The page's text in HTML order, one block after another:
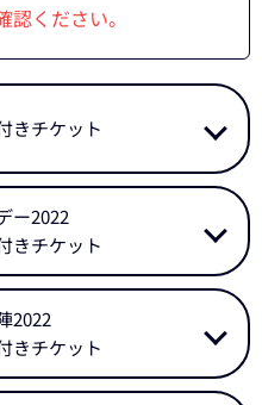
ください。
きチケット
ー2022
きチケット
2022
きチケット